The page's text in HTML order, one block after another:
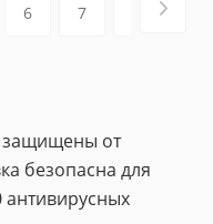
6 7
от
безопасна для